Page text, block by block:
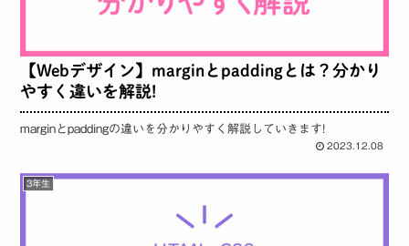
【Webデザイン】marginとpaddingとは？分かり
やすく違いを解説!
marginとpaddingの違いを分かりやすく解説していきます!
2023.12.08
3年生